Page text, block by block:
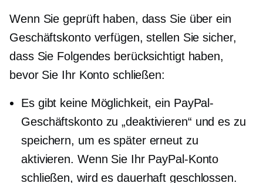
Wenn Sie geprüft haben, dass Sie über ein
Geschäftskonto verfügen, stellen Sie sicher,
dass Sie Folgendes berücksichtigt haben,
bevor Sie Ihr Konto schließen:
Es gibt keine Möglichkeit, ein PayPal-
Geschäftskonto zu „deaktivieren“ und es zu
speichern, um es später erneut zu
aktivieren. Wenn Sie Ihr PayPal-Konto
schließen, wird es dauerhaft geschlossen.